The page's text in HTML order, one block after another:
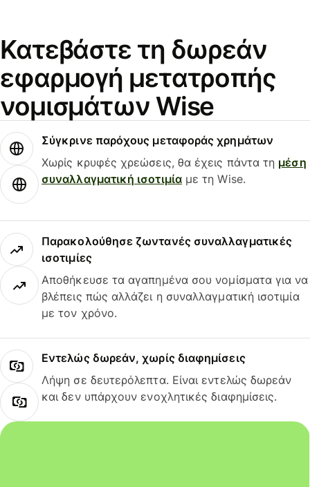
Κατεβάστε τη δωρεάν
εφαρμογή μετατροπής
νομισμάτων Wise
Σύγκρινε παρόχους μεταφοράς χρημάτων
Χωρίς κρυφές χρεώσεις, θα έχεις πάντα τη μέση
συναλλαγματική ισοτιμίαμε τη Wise.
Παρακολούθησε ζωντανές συναλλαγματικές
ισοτιμίες
Αποθήκευσε τα αγαπημένα σου νομίσματα για να
βλέπεις πώς αλλάζει η συναλλαγματική ισοτιμία
με τον χρόνο.
Εντελώς δωρεάν, χωρίς διαφημίσεις
Λήψη σε δευτερόλεπτα. Είναι εντελώς δωρεάν
και δεν υπάρχουν ενοχλητικές διαφημίσεις.